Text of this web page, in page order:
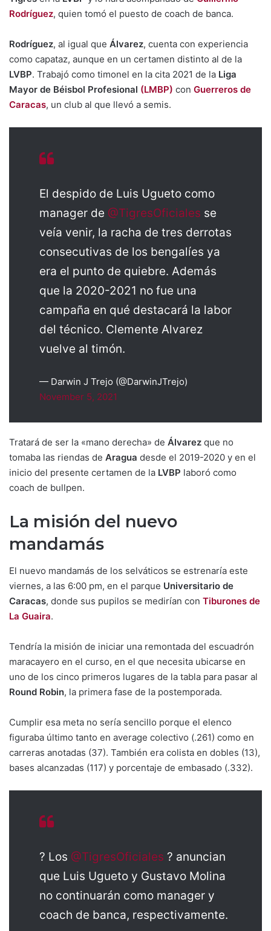
Rodríguez, quien tomó el puesto de coach de banca.
Rodríguez, al igual que Álvarez, cuenta con experiencia
como capataz, aunque en un certamen distinto al de la
LVBP. Trabajó como timonel en la cita 2021 de la Liga
Mayor de Béisbol Profesional (LMBP) con Guerreros de
Caracas, un club al que llevó a semis.
El despido de Luis Ugueto como
manager de @TigresOficiales se
veía venir, la racha de tres derrotas
consecutivas de los bengalíes ya
era el punto de quiebre. Además
que la 2020-2021 no fue una
campaña en qué destacará la labor
del técnico. Clemente Alvarez
vuelve al timón.
— Darwin J Trejo (@DarwinJTrejo)
November 5, 2021
Tratará de ser la «mano derecha» de Álvarez que no
tomaba las riendas de Aragua desde el 2019-2020 y en el
inicio del presente certamen de la LVBP laboró como
coach de bullpen.
La misión del nuevo
mandamás
El nuevo mandamás de los selváticos se estrenaría este
viernes, a las 6:00 pm, en el parque Universitario de
Caracas, donde sus pupilos se medirían con Tiburones de
La Guaira.
Tendría la misión de iniciar una remontada del escuadrón
maracayero en el curso, en el que necesita ubicarse en
uno de los cinco primeros lugares de la tabla para pasar al
Round Robin, la primera fase de la postemporada.
Cumplir esa meta no sería sencillo porque el elenco
figuraba último tanto en average colectivo (.261) como en
carreras anotadas (37). También era colista en dobles (13),
bases alcanzadas (117) y porcentaje de embasado (.332).
? Los @TigresOficiales ? anuncian
que Luis Ugueto y Gustavo Molina
no continuarán como manager y
coach de banca, respectivamente.